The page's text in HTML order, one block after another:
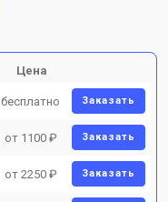
Цена
бесплатно Заказать
от 1100 ₽ Заказать
от 2250 ₽ Заказать